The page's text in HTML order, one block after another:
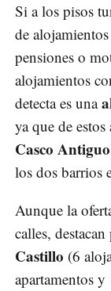
Si a los pisos
de
pensiones o
alojamientos
detecta es una
ya que de
Casco Antiguo
los dos barrios
Aunque la
calles,
Castillo (6
apartamentos